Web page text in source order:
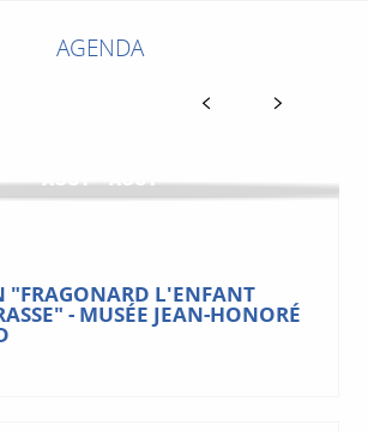
AGENDA
AOÛT AOÛT
"FRAGONARD L'ENFANT
- MUSÉE JEAN-HONORÉ